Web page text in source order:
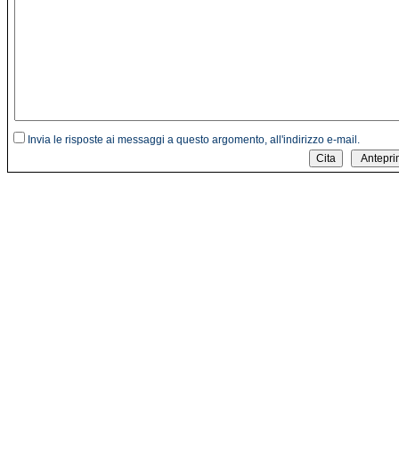
Invia le risposte ai messaggi a questo argomento, all'indirizzo e-mail.